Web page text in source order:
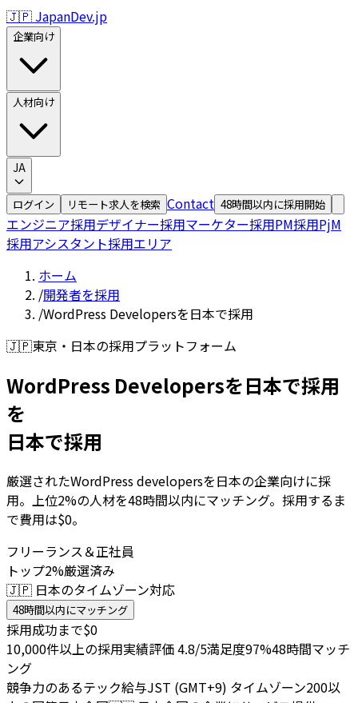
🇯🇵 JapanDev.jp
企業向け
人材向け
JA
ログイン リモート求人を検索 Contact 48時間以内に採用開始
エンジニア採用デザイナー採用マーケター採用PM採用PjM
採用アシスタント採用エリア
ホーム
/開発者を採用
/WordPress Developersを日本で採用
🇯🇵東京・日本の採用プラットフォーム
WordPress Developersを日本で採用
を
日本で採用
厳選されたWordPress developersを日本の企業向けに採
用。上位2%の人材を48時間以内にマッチング。採用するま
で費用は$0。
フリーランス＆正社員
トップ2%厳選済み
🇯🇵 日本のタイムゾーン対応
48時間以内にマッチング
採用成功まで$0
10,000件以上の採用実績評価 4.8/5満足度97%48時間マッチ
ング
競争力のあるテック給与JST (GMT+9) タイムゾーン200以